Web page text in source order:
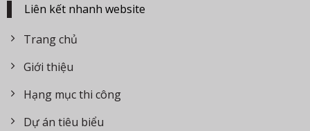
Liên kết nhanh website
Trang chủ
Giới thiệu
Hạng mục thi công
Dự án tiêu biểu